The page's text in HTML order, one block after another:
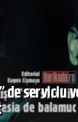
de serviciu